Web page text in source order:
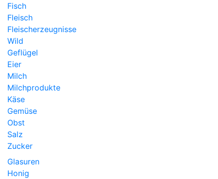
Fisch
Fleisch
Fleischerzeugnisse
Wild
Geflügel
Eier
Milch
Milchprodukte
Käse
Gemüse
Obst
Salz
Zucker
Glasuren
Honig